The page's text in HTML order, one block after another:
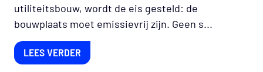
utiliteitsbouw, wordt de eis gesteld: de
bouwplaats moet emissievrij zijn. Geen s...
LEES VERDER